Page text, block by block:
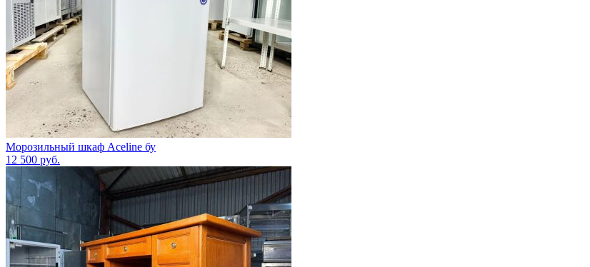
Морозильный шкаф Aceline бу
12 500 руб.